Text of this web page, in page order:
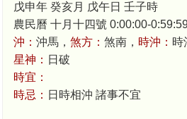
戊申年 癸亥月 戊午日 壬子時
農民曆 十月十四號 0:00:00-
沖： 沖馬， 煞方： 煞南， 時沖： 時
星神： 日破
時宜：
時忌： 日時相沖 諸事不宜